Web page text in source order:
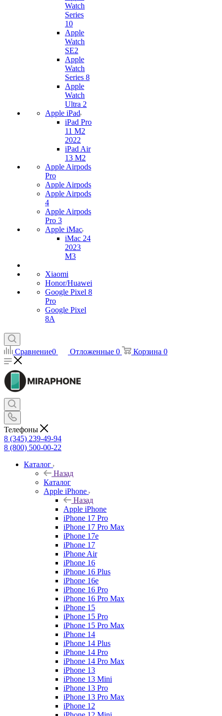
Watch
Series
10
Apple
Watch
SE2
Apple
Watch
Series 8
Apple
Watch
Ultra 2
Apple iPad
iPad Pro
11 M2
2022
iPad Air
13 M2
Apple Airpods
Pro
Apple Airpods
Apple Airpods
4
Apple Airpods
Pro 3
Apple iMac
iMac 24
2023
M3
Xiaomi
Honor/Huawei
Google Pixel 8
Pro
Google Pixel
8A
Сравнение0 Отложенные 0 Корзина 0
Телефоны
8 (345) 239-49-94
8 (800) 500-00-22
Каталог
Назад
Каталог
Apple iPhone
Назад
Apple iPhone
iPhone 17 Pro
iPhone 17 Pro Max
iPhone 17e
iPhone 17
iPhone Air
iPhone 16
iPhone 16 Plus
iPhone 16e
iPhone 16 Pro
iPhone 16 Pro Max
iPhone 15
iPhone 15 Pro
iPhone 15 Pro Max
iPhone 14
iPhone 14 Plus
iPhone 14 Pro
iPhone 14 Pro Max
iPhone 13
iPhone 13 Mini
iPhone 13 Pro
iPhone 13 Pro Max
iPhone 12